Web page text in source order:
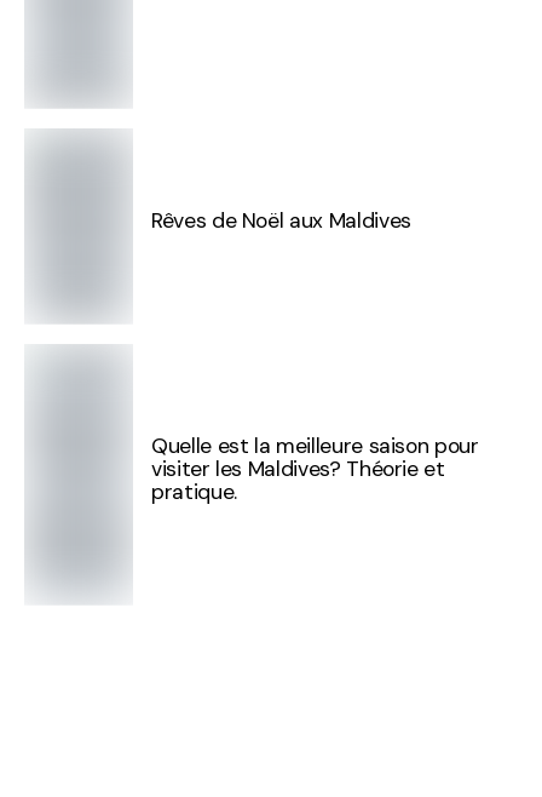
Rêves de Noël aux Maldives
Quelle est la meilleure saison pour
visiter les Maldives? Théorie et
pratique.